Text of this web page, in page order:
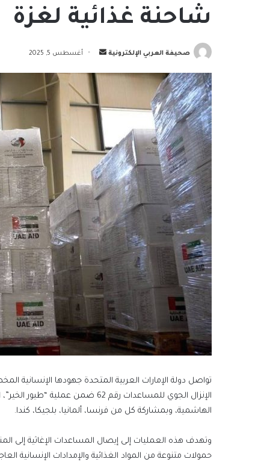
شاحنة غذائية لغزة
صحيفة العربي الإلكترونية
أرسل
إلكترونيا
أغسطس 5, 2025
تواصل دولة الإمارات العربية المتحدة جهودها
الهاشمية، وبمشاركة كل من فرنسا، ألمانيا، بلجيكا، كندا.
وتهدف هذه العمليات إلى إيصال المساعدات الإغاثية إلى
حمولات متنوعة من المواد الغذائية والإمدادات الإنسانية